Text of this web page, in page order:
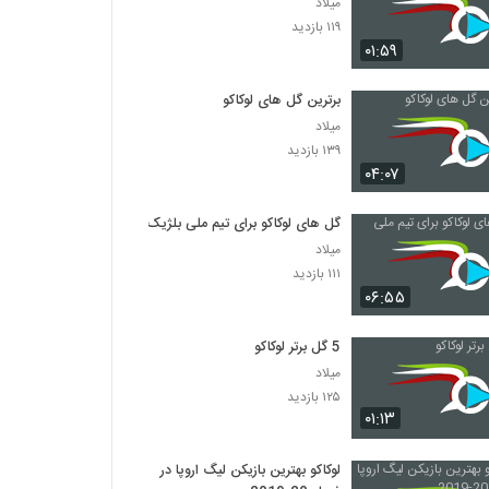
۰۱:۵۹
۱۱۹ بازدید
۰۴:۰۷
برترین گل های لوکاکو
میلاد
۱۳۹ بازدید
۰۶:۵۵
گل های لوکاکو برای تیم ملی بلژیک
میلاد
۱۱۱ بازدید
۰۱:۱۳
5 گل برتر لوکاکو
میلاد
۱۲۵ بازدید
لوکاکو بهترین بازیکن لیگ اروپا در